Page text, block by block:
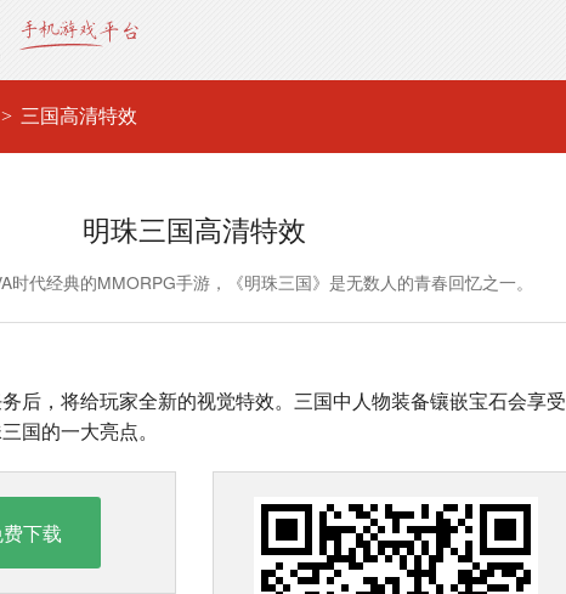
三国高清特效
明珠三国高清特效
时代经典的MMORPG手游，《明珠三国》是无数人的青春回忆之一。
后，将给玩家全新的视觉特效。三国中人物装备镶嵌宝石会享受
国的一大亮点。
下载